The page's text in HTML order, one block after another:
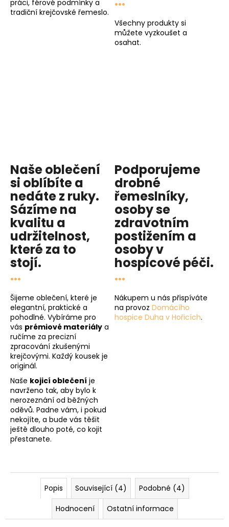
práci, férové podmínky a
tradiční krejčovské řemeslo.
Všechny produkty si
můžete vyzkoušet a
osahat.
Naše oblečení
si oblíbíte a
nedáte z ruky.
Sázíme na
kvalitu a
udržitelnost,
které za to
stojí.
...
Šijeme oblečení, které je
elegantní, praktické a
pohodlné. Vybíráme pro
vás prémiové materiály a
ručíme za precizní
zpracování zkušenými
krejčovými. Každý kousek je
originál.
Naše kojicí oblečení je
navrženo tak, aby bylo k
nerozeznání od běžných
oděvů. Padne vám, i pokud
nekojíte, a bude vás těšit
ještě dlouho poté, co kojit
přestanete.
Podporujeme
drobné
řemeslníky,
osoby se
zdravotním
postižením a
osoby v
hospicové péči.
...
Nákupem u nás přispíváte
na provoz Domácího
hospice Duha v Hořicích.
Popis Související (4)
Podobné (4)
Hodnocení
Ostatní informace